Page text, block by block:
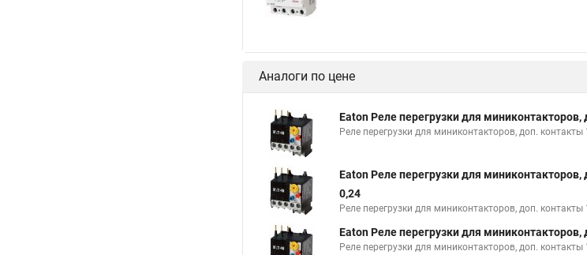
Аналоги по цене
Eaton Реле перегрузки для
Реле перегрузки для миниконтакторов, доп.
Eaton Реле перегрузки для
0,24
Реле перегрузки для миниконтакторов, доп.
Eaton Реле перегрузки для
Реле перегрузки для миниконтакторов, доп.